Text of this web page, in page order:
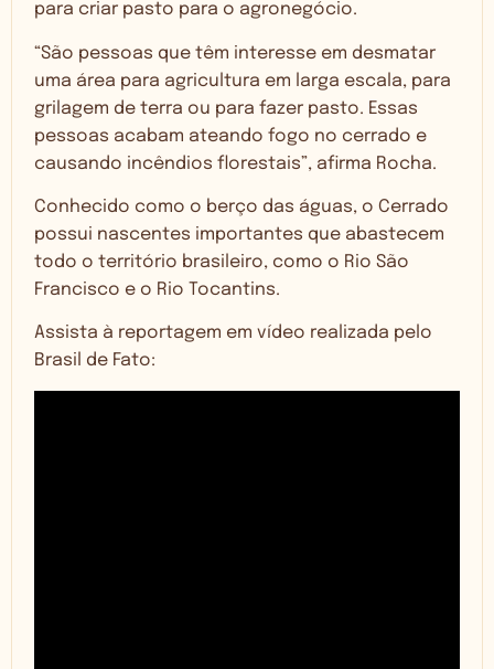
para criar pasto para o agronegócio.
“São pessoas que têm interesse em desmatar
uma área para agricultura em larga escala, para
grilagem de terra ou para fazer pasto. Essas
pessoas acabam ateando fogo no cerrado e
causando incêndios florestais”, afirma Rocha.
Conhecido como o berço das águas, o Cerrado
possui nascentes importantes que abastecem
todo o território brasileiro, como o Rio São
Francisco e o Rio Tocantins.
Assista à reportagem em vídeo realizada pelo
Brasil de Fato: